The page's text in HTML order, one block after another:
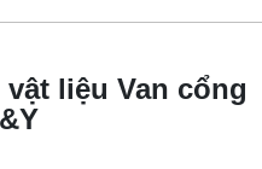
liệu Van cổng